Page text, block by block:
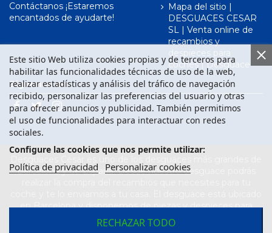
Contáctanos ¡Estaremos
encantados de ayudarte!
Mapa del sitio |
DESGUACES CESAR
SL | Venta online de
recambios y
despieces para
coches | Desguace
Este sitio Web utiliza cookies propias y de terceros para
habilitar las funcionalidades técnicas de uso de la web,
realizar estadísticas y análisis del tráfico de navegación
recibido, personalizar las preferencias del usuario y otras
para ofrecer anuncios y publicidad. También permitimos
el uso de funcionalidades para interactuar con redes
sociales.
Configure las cookies que nos permite utilizar:
Política de privacidad Personalizar cookies
RECHAZAR TODO
Síguenos en
Barcelona y de España. Desde nuestro desguace podrás
en Barcelona y disponemos de piezas y despieces para
todas las marcas de vehículos. Compra el recambio que
necesitas para tu coche en nuestro desguace. Los